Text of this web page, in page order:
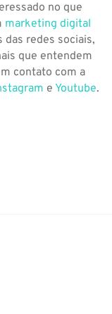
no que
marketing digital
das redes sociais,
que entendem
contato com a
e Youtube.